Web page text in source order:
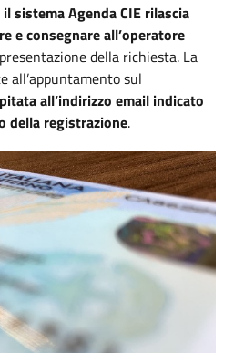
il sistema Agenda CIE rilascia
e consegnare all’operatore
della richiesta. La
all’appuntamento sul
all’indirizzo email indicato
della registrazione.